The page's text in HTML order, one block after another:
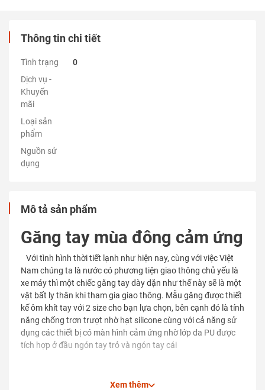
Thông tin chi tiết
Tình trạng
0
Dịch vụ -
Khuyến
mãi
Loại sản
phẩm
Nguồn sử
dụng
Mô tả sản phẩm
Găng tay mùa đông cảm ứng
Với tình hình thời tiết lạnh như hiện nay, cùng với việc Việt
Nam chúng ta là nước có phương tiện giao thông chủ yếu là
xe máy thì một chiếc găng tay dày dặn như thế này sẽ là một
vật bất ly thân khi tham gia giao thông. Mẫu găng được thiết
kế ôm khít tay với 2 size cho bạn lựa chọn, bên cạnh đó là tính
năng chống trơn trượt nhờ hạt silicone cùng với cả năng sử
dụng các thiết bị có màn hình cảm ứng nhờ lớp da PU được
tích hợp ở đầu ngón tay trỏ và ngón tay cái
Xem thêm